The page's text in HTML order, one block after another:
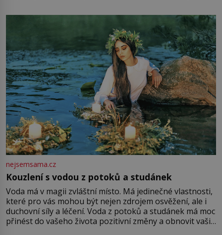
milostpaní. Stačí jenom na sukni,“ zhodnotí švadlena
množství růžového mušelínu. „Ošidili vás, podívejte.“
Vezme do ruky dřevěnou
nejsemsama.cz
Kouzlení s vodou z potoků a studánek
Voda má v magii zvláštní místo. Má jedinečné vlastnosti,
které pro vás mohou být nejen zdrojem osvěžení, ale i
duchovní síly a léčení. Voda z potoků a studánek má moc
přinést do vašeho života pozitivní změny a obnovit vaši